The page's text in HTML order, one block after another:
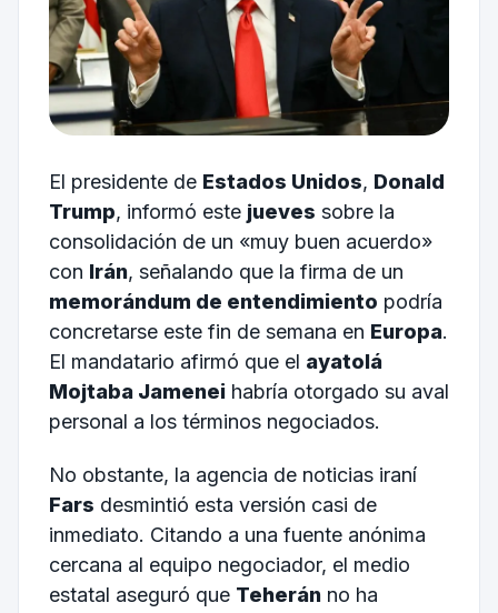
El presidente de Estados Unidos, Donald
Trump, informó este jueves sobre la
consolidación de un «muy buen acuerdo»
con Irán, señalando que la firma de un
memorándum de entendimiento podría
concretarse este fin de semana en Europa.
El mandatario afirmó que el ayatolá
Mojtaba Jameneihabría otorgado su aval
personal a los términos negociados.
No obstante, la agencia de noticias iraní
Fars desmintió esta versión casi de
inmediato. Citando a una fuente anónima
cercana al equipo negociador, el medio
estatal aseguró que Teheránno ha